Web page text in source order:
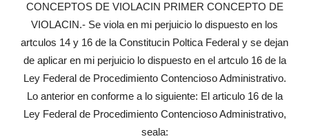
CONCEPTOS DE VIOLACIN PRIMER CONCEPTO DE
VIOLACIN.- Se viola en mi perjuicio lo dispuesto en los
artculos 14 y 16 de la Constitucin Poltica Federal y se dejan
de aplicar en mi perjuicio lo dispuesto en el artculo 16 de la
Ley Federal de Procedimiento Contencioso Administrativo.
Lo anterior en conforme a lo siguiente: El articulo 16 de la
Ley Federal de Procedimiento Contencioso Administrativo,
seala: